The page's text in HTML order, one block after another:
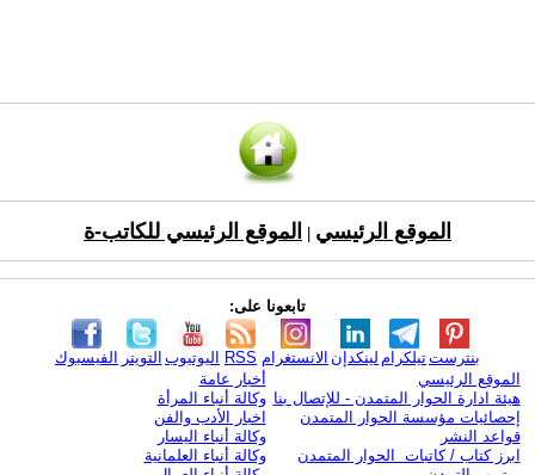
الموقع الرئيسي الموقع الرئيسي للكاتب-ة
تابعونا على:
الفيسبوك التويتر اليوتيوب RSS الانستغرام لينكدإن تيلكرامبنترست
الموقع الرئيسي
هيئة ادارة الحوار المتمدن - للإتصال بنا
إحصائيات مؤسسة الحوار المتمدن
قواعد النشر
ابرز كتاب / كاتبات الحوار المتمدن
أخبار عامة
وكالة أنباء المرأة
اخبار الأدب والفن
وكالة أنباء اليسار
وكالة أنباء العلمانية